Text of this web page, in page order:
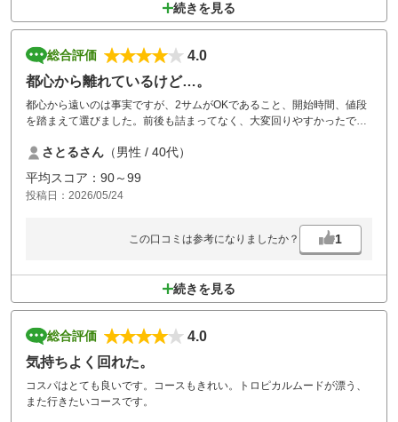
続きを見る
総合評価
4.0
都心から離れているけど…。
都心から遠いのは事実ですが、2サムがOKであること、開始時間、値段
を踏まえて選びました。前後も詰まってなく、大変回りやすかったで
さとるさん （男性 / 40代）
平均スコア：90～99
投稿日：2026/05/24
この口コミは参考になりましたか？ 1
続きを見る
総合評価
4.0
気持ちよく回れた。
コスパはとても良いです。コースもきれい。トロピカルムードが漂う、
また行きたいコースです。